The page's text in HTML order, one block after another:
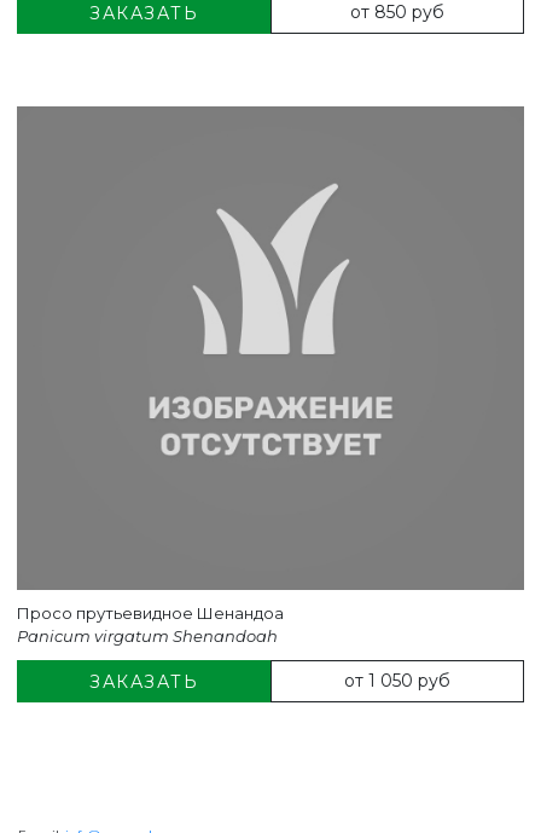
ЗАКАЗАТЬ от 850 руб
Просо прутьевидное Шенандоа
Panicum virgatum Shenandoah
ЗАКАЗАТЬ от 1 050 руб